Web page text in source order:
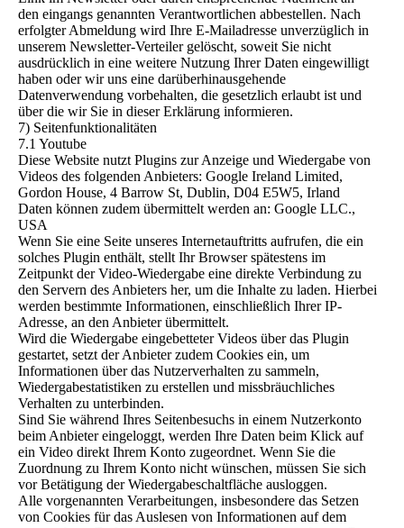
den eingangs genannten Verantwortlichen abbestellen. Nach
erfolgter Abmeldung wird Ihre E-Mailadresse unverzüglich in
unserem Newsletter-Verteiler gelöscht, soweit Sie nicht
ausdrücklich in eine weitere Nutzung Ihrer Daten eingewilligt
haben oder wir uns eine darüberhinausgehende
Datenverwendung vorbehalten, die gesetzlich erlaubt ist und
über die wir Sie in dieser Erklärung informieren.
7) Seitenfunktionalitäten
7.1 Youtube
Diese Website nutzt Plugins zur Anzeige und Wiedergabe von
Videos des folgenden Anbieters: Google Ireland Limited,
Gordon House, 4 Barrow St, Dublin, D04 E5W5, Irland
Daten können zudem übermittelt werden an: Google LLC.,
USA
Wenn Sie eine Seite unseres Internetauftritts aufrufen, die ein
solches Plugin enthält, stellt Ihr Browser spätestens im
Zeitpunkt der Video-Wiedergabe eine direkte Verbindung zu
den Servern des Anbieters her, um die Inhalte zu laden. Hierbei
werden bestimmte Informationen, einschließlich Ihrer IP-
Adresse, an den Anbieter übermittelt.
Wird die Wiedergabe eingebetteter Videos über das Plugin
gestartet, setzt der Anbieter zudem Cookies ein, um
Informationen über das Nutzerverhalten zu sammeln,
Wiedergabestatistiken zu erstellen und missbräuchliches
Verhalten zu unterbinden.
Sind Sie während Ihres Seitenbesuchs in einem Nutzerkonto
beim Anbieter eingeloggt, werden Ihre Daten beim Klick auf
ein Video direkt Ihrem Konto zugeordnet. Wenn Sie die
Zuordnung zu Ihrem Konto nicht wünschen, müssen Sie sich
vor Betätigung der Wiedergabeschaltfläche ausloggen.
Alle vorgenannten Verarbeitungen, insbesondere das Setzen
von Cookies für das Auslesen von Informationen auf dem